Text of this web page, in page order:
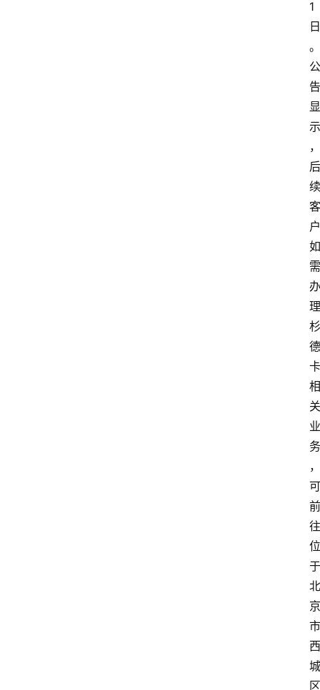
1
日
。
公
告
显
示
，
后
续
客
户
如
需
办
理
杉
德
卡
相
关
业
务
，
可
前
往
位
于
北
京
市
西
城
区